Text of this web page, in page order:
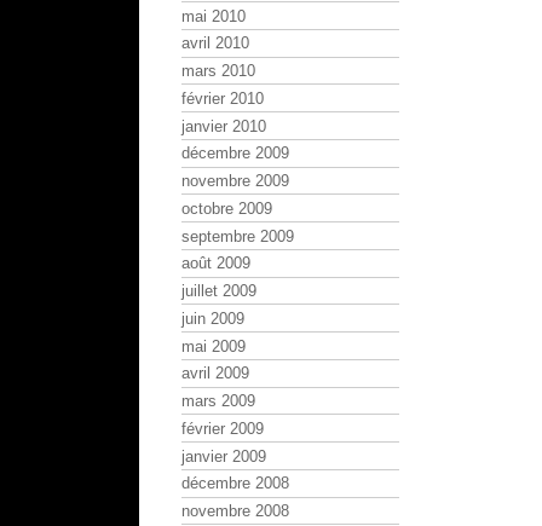
mai 2010
avril 2010
mars 2010
février 2010
janvier 2010
décembre 2009
novembre 2009
octobre 2009
septembre 2009
août 2009
juillet 2009
juin 2009
mai 2009
avril 2009
mars 2009
février 2009
janvier 2009
décembre 2008
novembre 2008